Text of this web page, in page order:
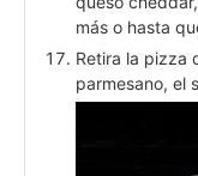
más o hasta
Retira la pizza
parmesano, el